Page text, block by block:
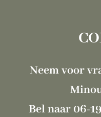
Neem voor
Bel naar 06-